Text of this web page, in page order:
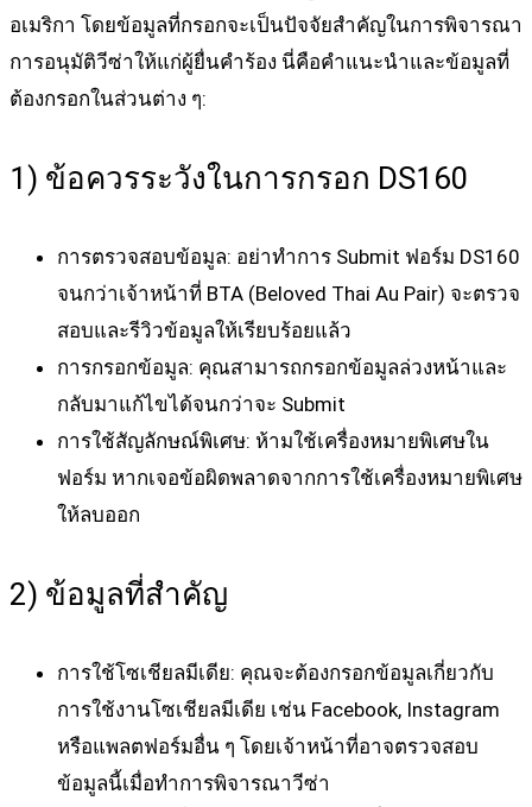
อเมริกา โดยข้อมูลที่กรอกจะเป็นปัจจัยสำคัญในการพิจารณา
การอนุมัติวีซ่าให้แก่ผู้ยื่นคำร้อง นี่คือคำแนะนำและข้อมูลที่
ต้องกรอกในส่วนต่าง ๆ:
1) ข้อควรระวังในการกรอก DS160
การตรวจสอบข้อมูล: อย่าทำการ Submit ฟอร์ม DS160
จนกว่าเจ้าหน้าที่ BTA (Beloved Thai Au Pair) จะตรวจ
สอบและรีวิวข้อมูลให้เรียบร้อยแล้ว
การกรอกข้อมูล: คุณสามารถกรอกข้อมูลล่วงหน้าและ
กลับมาแก้ไขได้จนกว่าจะ Submit
การใช้สัญลักษณ์พิเศษ: ห้ามใช้เครื่องหมายพิเศษใน
ฟอร์ม หากเจอข้อผิดพลาดจากการใช้เครื่องหมายพิเศษ
ให้ลบออก
2) ข้อมูลที่สำคัญ
การใช้โซเชียลมีเดีย: คุณจะต้องกรอกข้อมูลเกี่ยวกับ
การใช้งานโซเชียลมีเดีย เช่น Facebook, Instagram
หรือแพลตฟอร์มอื่น ๆ โดยเจ้าหน้าที่อาจตรวจสอบ
ข้อมูลนี้เมื่อทำการพิจารณาวีซ่า